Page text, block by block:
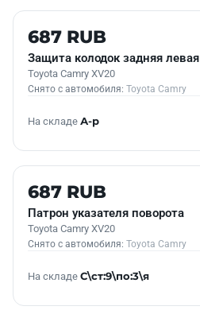
Б/У В НАЛИЧИИ
687 RUB
Защита колодок задняя левая
Toyota Camry XV20
Снято с автомобиля: Toyota Camry
На складе А-р
Б/У В НАЛИЧИИ
687 RUB
Патрон указателя поворота
Toyota Camry XV20
Снято с автомобиля: Toyota Camry
На складе С\ст:9\по:3\я